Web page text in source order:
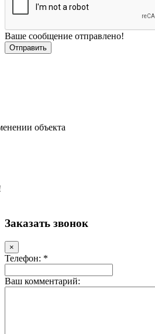
Ваше сообщение отправлено!
объекта
Заказать звонок
×
Телефон: *
Ваш комментарий: